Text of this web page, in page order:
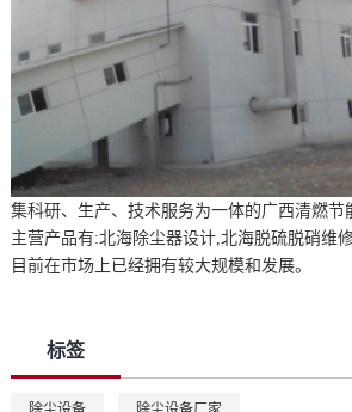
集科研、生产、技术服务为一体的广西清燃节
主营产品有:北海除尘器设计,北海脱硫脱硝维
目前在市场上已经拥有较大规模和发展。
标签